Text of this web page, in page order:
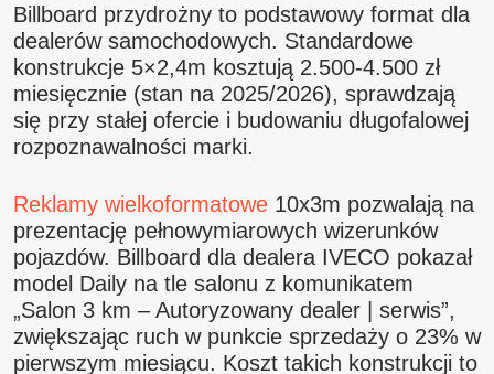
Billboard przydrożny to podstawowy format dla
dealerów samochodowych. Standardowe
konstrukcje 5×2,4m kosztują 2.500-4.500 zł
miesięcznie (stan na 2025/2026), sprawdzają
się przy stałej ofercie i budowaniu długofalowej
rozpoznawalności marki.
Reklamy wielkoformatowe 10x3m pozwalają na
prezentację pełnowymiarowych wizerunków
pojazdów. Billboard dla dealera IVECO pokazał
model Daily na tle salonu z komunikatem
„Salon 3 km – Autoryzowany dealer | serwis”,
zwiększając ruch w punkcie sprzedaży o 23% w
pierwszym miesiącu. Koszt takich konstrukcji to